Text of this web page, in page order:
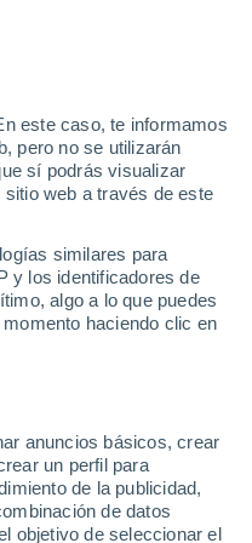
este caso, te informamos
pero no se utilizarán
sí podrás visualizar
web a través de este
similares para
y los identificadores de
algo a lo que puedes
haciendo clic en
anuncios básicos, crear
un perfil para
de la publicidad,
de datos
objetivo de seleccionar el
por el